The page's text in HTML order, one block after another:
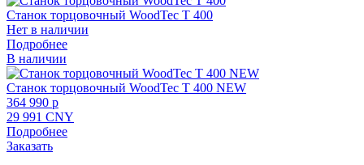
Станок торцовочный WoodTec T 400
Нет в наличии
Подробнее
В наличии
Станок торцовочный WoodTec T 400 NEW
364 990 p
29 991 CNY
Подробнее
Заказать